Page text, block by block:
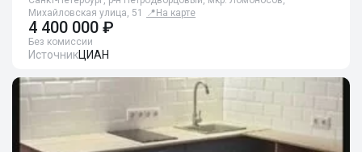
Михайловская улица, 51
📍 На карте
4 400 000 ₽
Без комиссии
ИсточникЦИАН